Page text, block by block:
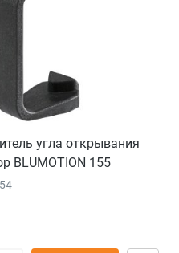
угла открывания
BLUMOTION 155